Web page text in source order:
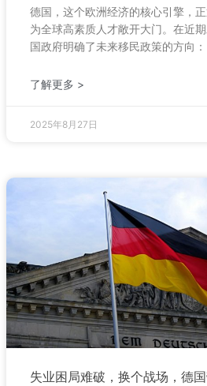
德国，这个欧洲经济的核心引擎，
为全球高素质人才敞开大门。在近
国政府明确了未来移民政策的方向：
了解更多 >
2025年8月27日
失业困局难破，换个战场，德